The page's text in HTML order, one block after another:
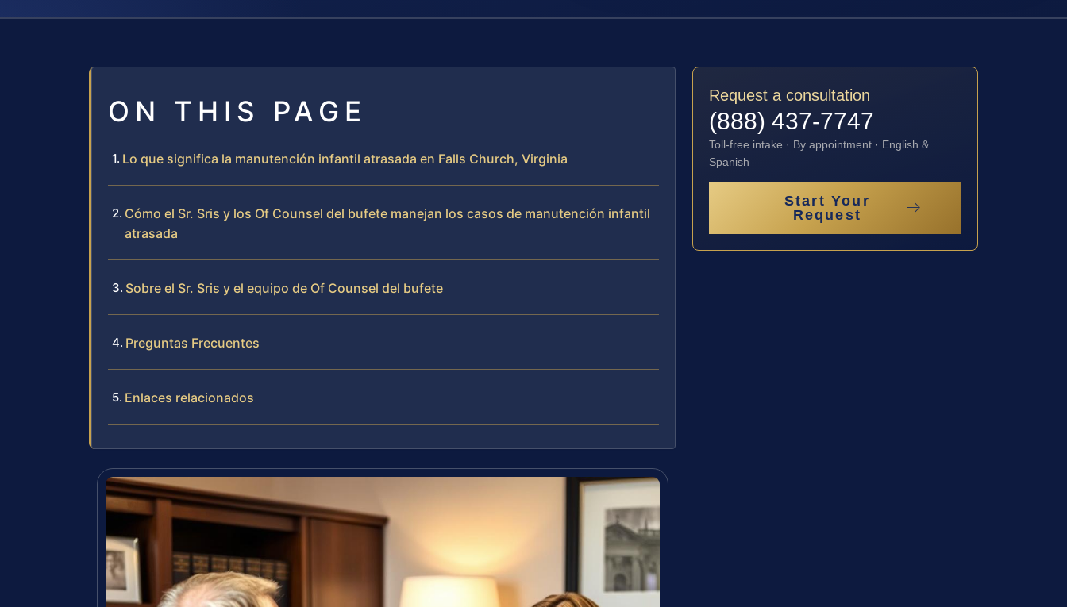
ON THIS PAGE
Lo que significa la manutención infantil atrasada en Falls Church, Virginia
Cómo el Sr. Sris y los Of Counsel del bufete manejan los casos de manutención infantil
atrasada
Sobre el Sr. Sris y el equipo de Of Counsel del bufete
Preguntas Frecuentes
Enlaces relacionados
Request a consultation
(888) 437-7747
Toll-free intake · By appointment · English &
Spanish
Start Your
Request